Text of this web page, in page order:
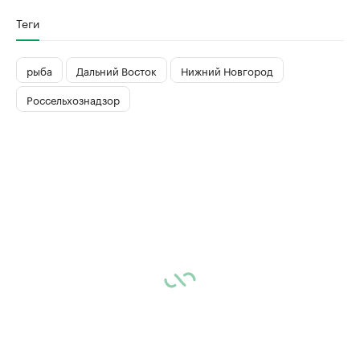
Теги
рыба Дальний Восток
Нижний Новгород
Россельхознадзор